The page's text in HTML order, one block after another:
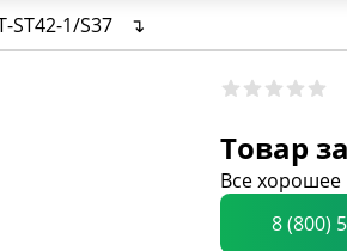
ST42-1/S37 ↴
Товар
Все хорошее
8 (800)